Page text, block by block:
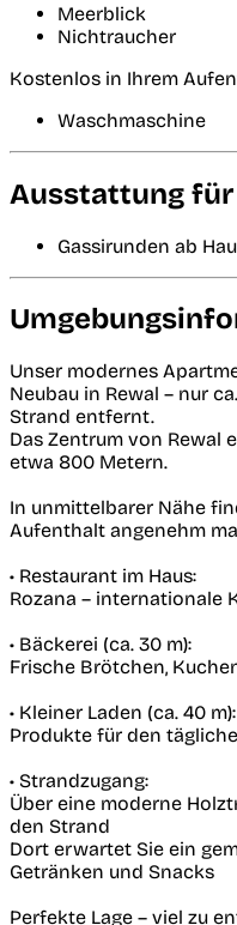
Meerblick
Nichtraucher
Kostenlos in Ihrem
Waschmaschine
Ausstattung
Gassirunden ab
Unser modernes
Neubau in Rewal – nur
Strand entfernt.
Das Zentrum von Rewal
etwa 800 Metern.
In unmittelbarer Nähe
Aufenthalt angenehm
• Restaurant im Haus:
Rozana – internationale
• Bäckerei (ca. 30 m):
Frische Brötchen,
• Kleiner Laden (ca. 40 m):
Produkte für den
• Strandzugang:
Über eine moderne
den Strand
Dort erwartet Sie ein
Getränken und Snacks
Perfekte Lage – viel zu